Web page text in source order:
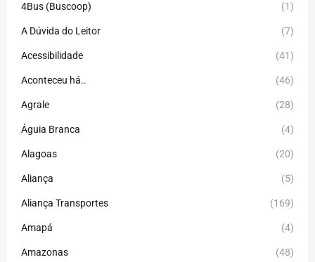
4Bus (Buscoop) (1)
A Dúvida do Leitor (7)
Acessibilidade (41)
Aconteceu há.. (46)
Agrale (28)
Águia Branca (4)
Alagoas (20)
Aliança (5)
Aliança Transportes (169)
Amapá (4)
Amazonas (48)